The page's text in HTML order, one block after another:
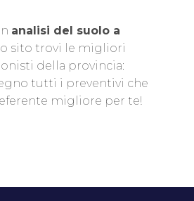
analisi del suolo a
sito trovi le migliori
della provincia:
tutti i preventivi che
migliore per te!